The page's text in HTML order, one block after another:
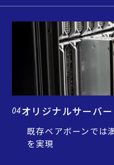
04オリジナルサーバ
既存ベアボーンでは
を実現